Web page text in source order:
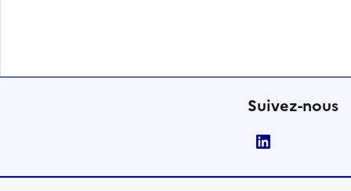
Suivez-nous